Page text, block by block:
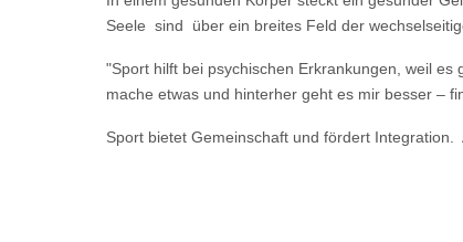
Seele sind über ein breites Feld der
"Sport hilft bei psychischen Erkrankungen, weil
mache etwas und hinterher geht es mir besser –
Sport bietet Gemeinschaft und fördert